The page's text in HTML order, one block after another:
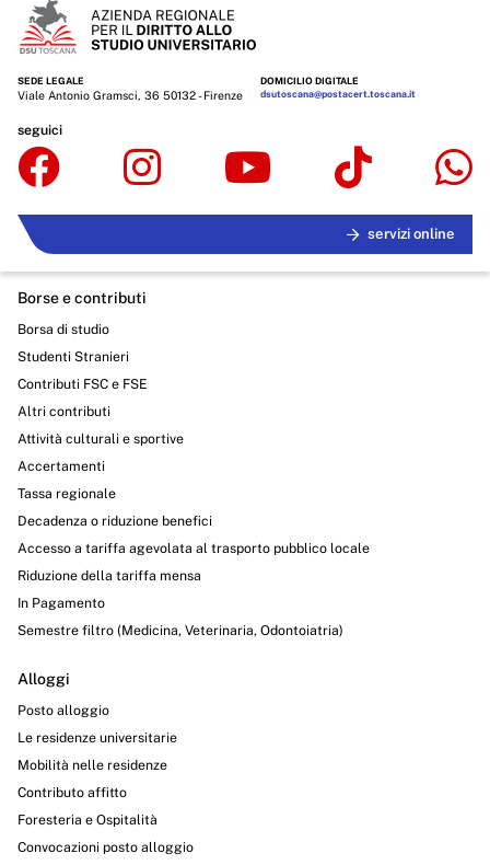
SEDE LEGALE
Viale Antonio Gramsci, 36 50132 - Firenze
DOMICILIO DIGITALE
dsutoscana@postacert.toscana.it
seguici
servizi online
Borse e contributi
Borsa di studio
Studenti Stranieri
Contributi FSC e FSE
Altri contributi
Attività culturali e sportive
Accertamenti
Tassa regionale
Decadenza o riduzione benefici
Accesso a tariffa agevolata al trasporto pubblico locale
Riduzione della tariffa mensa
In Pagamento
Semestre filtro (Medicina, Veterinaria, Odontoiatria)
Alloggi
Posto alloggio
Le residenze universitarie
Mobilità nelle residenze
Contributo affitto
Foresteria e Ospitalità
Convocazioni posto alloggio